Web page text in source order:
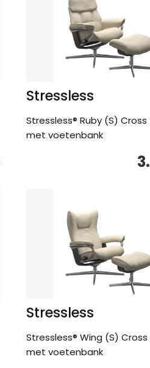
Stressless
Stressless® Ruby (S)
met voetenbank
Stressless
Stressless® Wing (S)
met voetenbank